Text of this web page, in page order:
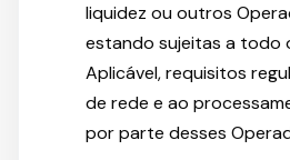
liquidez ou outros
estando sujeitas a todo
Aplicável, requisitos
de rede e ao
por parte desses